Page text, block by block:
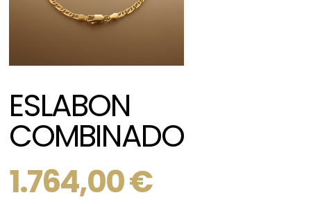
ESLABON
COMBINADO
1.764,00€